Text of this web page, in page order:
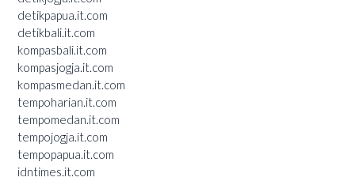
detikpapua.it.com
detikbali.it.com
kompasbali.it.com
kompasjogja.it.com
kompasmedan.it.com
tempoharian.it.com
tempomedan.it.com
tempojogja.it.com
tempopapua.it.com
idntimes.it.com